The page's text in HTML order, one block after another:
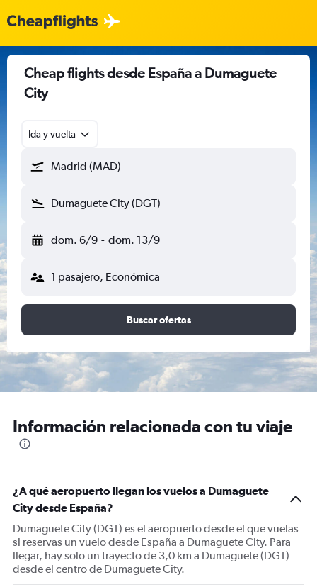
Cheap flights desde España a Dumaguete
City
Ida y vuelta
Madrid (MAD)
Dumaguete City (DGT)
dom. 6/9 - dom. 13/9
1 pasajero, Económica
Buscar ofertas
Información relacionada con tu viaje
¿A qué aeropuerto llegan los vuelos a Dumaguete
City desde España?
Dumaguete City (DGT) es el aeropuerto desde el que vuelas
si reservas un vuelo desde España a Dumaguete City. Para
llegar, hay solo un trayecto de 3,0 km a Dumaguete (DGT)
desde el centro de Dumaguete City.